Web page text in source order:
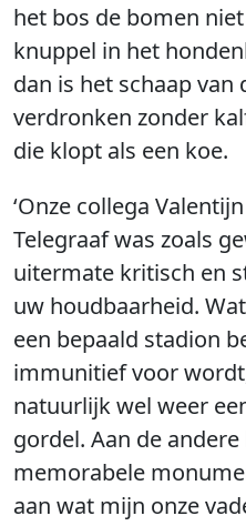
het bos de bomen
knuppel in het
dan is het schaap van
verdronken zonder
die klopt als een koe.
‘Onze collega
Telegraaf was zoals
uitermate kritisch en
uw houdbaarheid.
een bepaald stadion
immunitief voor
natuurlijk wel weer
gordel. Aan de
memorabele
aan wat mijn onze